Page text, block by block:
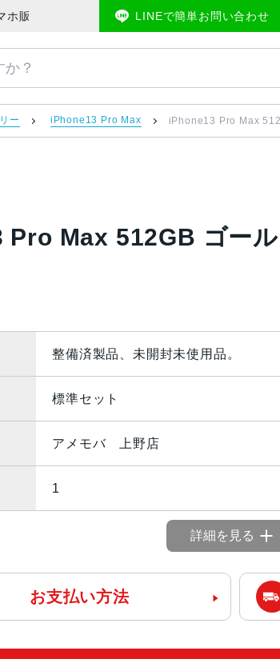
販売のアメモバマーケットLINEで簡単お問い合わせ
ー iPhone13 Pro Max iPhone13 Pro Max
Pro Max 512GB ゴー
整備済製品、未開封未使用品。
標準セット
アメモバ 上野店
1
詳細を見る
お支払い方法